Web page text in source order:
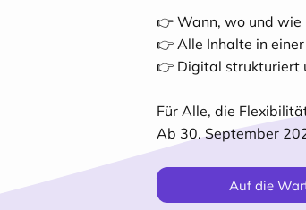
👉 Wann, wo und wie
👉 Alle Inhalte in
👉 Digital strukturiert
Für Alle, die
Ab 30. September
Auf die